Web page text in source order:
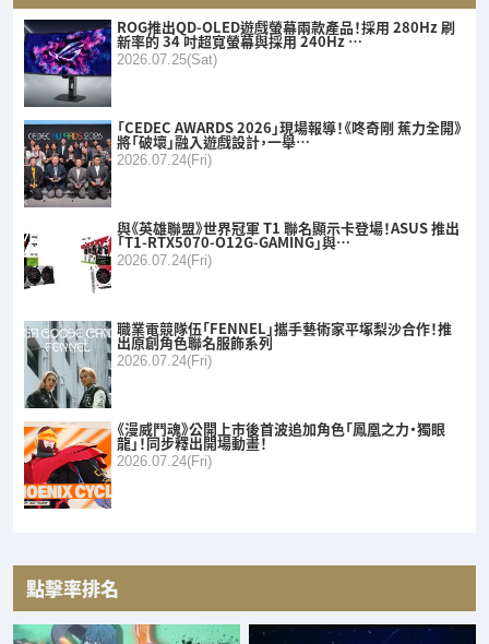
ROG推出QD-OLED遊戲螢幕兩款產品！採用 280Hz 刷
新率的 34 吋超寬螢幕與採用 240Hz …
2026.07.25(Sat)
「CEDEC AWARDS 2026」現場報導！《咚奇剛 蕉力全開》
將「破壞」融入遊戲設計，一舉…
2026.07.24(Fri)
與《英雄聯盟》世界冠軍 T1 聯名顯示卡登場！ASUS 推出
「T1-RTX5070-O12G-GAMING」與…
2026.07.24(Fri)
職業電競隊伍「FENNEL」攜手藝術家平塚梨沙合作！推
出原創角色聯名服飾系列
2026.07.24(Fri)
《漫威鬥魂》公開上市後首波追加角色「鳳凰之力・獨眼
龍」！同步釋出開場動畫！
2026.07.24(Fri)
點擊率排名